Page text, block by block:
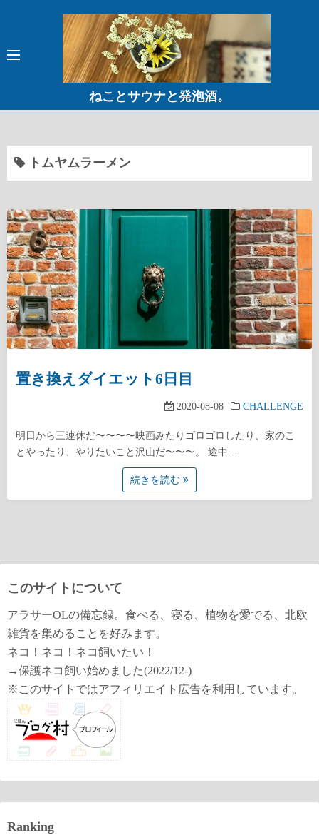
ン
ねことサウナと発泡酒。
トムヤムラーメン
置き換えダイエット6日目
2020-08-08 CHALLENGE
明日から三連休だ〜〜〜〜映画みたりゴロゴロしたり、家のこ
とやったり、やりたいこと沢山だ〜〜〜。 途中…
続きを読む
このサイトについて
アラサーOLの備忘録。食べる、寝る、植物を愛でる、北欧
雑貨を集めることを好みます。
ネコ！ネコ！ネコ飼いたい！
→保護ネコ飼い始めました(2022/12-)
※このサイトではアフィリエイト広告を利用しています。
Ranking